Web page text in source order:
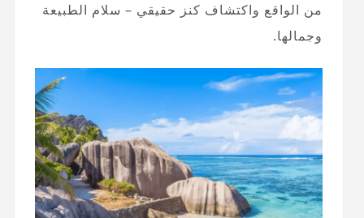
من الواقع واكتشاف كنز حقيقي – سلام الطبيعة
وجمالها.